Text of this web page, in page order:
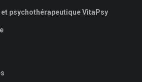
psychothérapeutique VitaPsy